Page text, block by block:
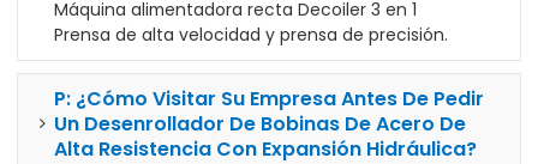
Máquina alimentadora recta Decoiler 3 en 1
Prensa de alta velocidad y prensa de precisión.
P: ¿Cómo Visitar Su Empresa Antes De Pedir
Un Desenrollador De Bobinas De Acero De
Alta Resistencia Con Expansión Hidráulica?